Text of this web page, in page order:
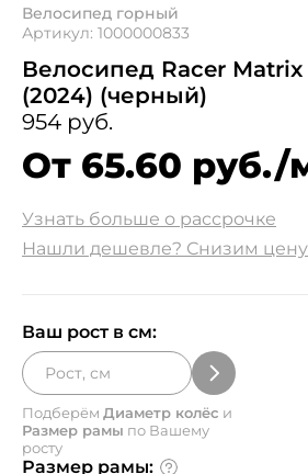
Велосипед горный
Артикул: 1000000833
Велосипед Racer Matrix
(2024) (черный)
954 руб.
От 65.60 руб./
Узнать больше о рассрочке
Нашли дешевле? Снизим
Ваш рост в см:
Подберём Диаметр колёс и
Размер рамы по Вашему
росту
Размер рамы: